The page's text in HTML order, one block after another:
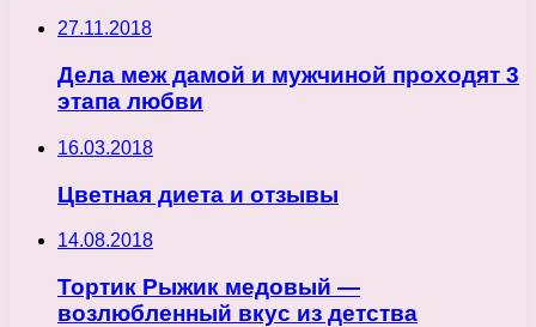
27.11.2018
Дела меж дамой и мужчиной проходят 3
этапа любви
16.03.2018
Цветная диета и отзывы
14.08.2018
Тортик Рыжик медовый —
возлюбленный вкус из детства